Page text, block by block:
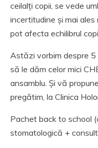
ceilalți copii, se vede
incertitudine și mai
pot afecta echilibrul
Astăzi vorbim despre 5
să le dăm celor mici
ansamblu. Și vă
pregătim, la Clinica
Pachet back to school
stomatologică +